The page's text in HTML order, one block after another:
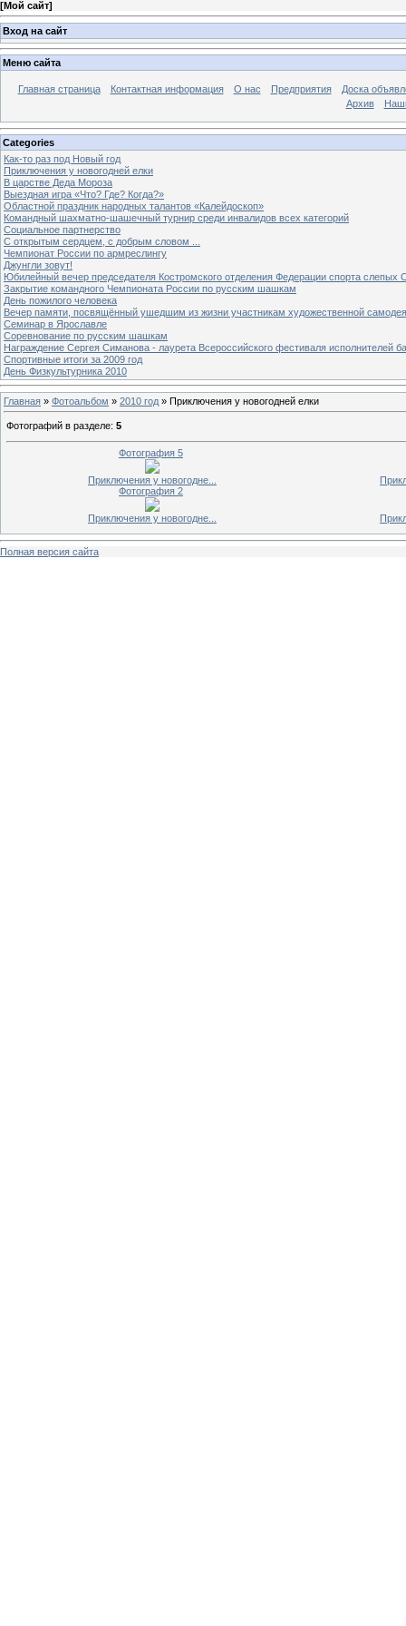
[Мой сайт]
Вход на сайт
Меню сайта
Главная страница Контактная информация О нас Предприятия
Доска
Архив
Categories
Как-то раз под Новый год
Приключения у новогодней елки
В царстве Деда Мороза
Выездная игра «Что? Где? Когда?»
Областной праздник народных талантов «Калейдоскоп»
Командный шахматно-шашечный турнир среди инвалидов всех категорий
Социальное партнерство
С открытым сердцем, с добрым словом ...
Чемпионат России по армреслингу
Джунгли зовут!
Юбилейный вечер председателя Костромского отделения Федерации спорта слепых
Закрытие командного Чемпионата России по русским шашкам
День пожилого человека
Вечер памяти, посвящённый ушедшим из жизни участникам художественной
Семинар в Ярославле
Соревнование по русским шашкам
Награждение Сергея Симанова - лаурета Всероссийского фестиваля исполнителей
Спортивные итоги за 2009 год
День Физкультурника 2010
Главная » Фотоальбом » 2010 год » Приключения у новогодней елки
Фотографий в разделе: 5
Фотография 5
Приключения у новогодне...
Фотография 2
Приключения у новогодне...
Полная версия сайта